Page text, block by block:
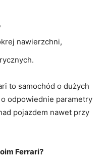
⁣nawierzchni,
to samochód o dużych
odpowiednie parametry
pojazdem⁣ nawet⁤ przy⁣
Ferrari?